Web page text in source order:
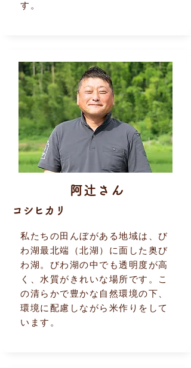
す。
阿辻さん
コシヒカリ
私たちの田んぼがある地域は、び
わ湖最北端（北湖）に面した奥び
わ湖。びわ湖の中でも透明度が高
く、水質がきれいな場所です。こ
の清らかで豊かな自然環境の下、
環境に配慮しながら米作りをして
います。